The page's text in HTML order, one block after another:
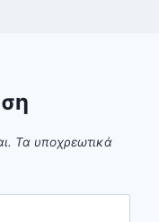
Τα υποχρεωτικά